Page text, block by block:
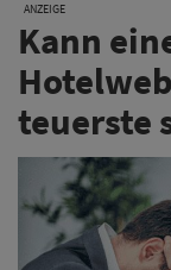
ANZEIGE
Kann
teuerste